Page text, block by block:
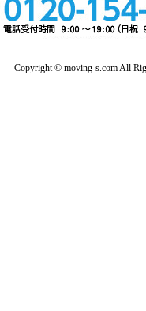
Copyright © moving-s.com All